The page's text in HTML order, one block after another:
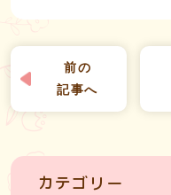
前の
記事へ
カテゴリー